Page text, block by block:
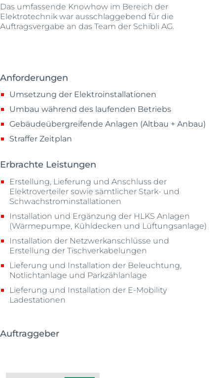
Das umfassende Knowhow im Bereich der
Elektrotechnik war ausschlaggebend für die
Auftragsvergabe an das Team der Schibli AG.
Anforderungen
Umsetzung der Elektroinstallationen
Umbau während des laufenden Betriebs
Gebäudeübergreifende Anlagen (Altbau + Anbau)
Straffer Zeitplan
Erbrachte Leistungen
Erstellung, Lieferung und Anschluss der
Elektroverteiler sowie sämtlicher Stark- und
Schwachstrominstallationen
Installation und Ergänzung der HLKS Anlagen
(Wärmepumpe, Kühldecken und Lüftungsanlage)
Installation der Netzwerkanschlüsse und
Erstellung der Tischverkabelungen
Lieferung und Installation der Beleuchtung,
Notlichtanlage und Parkzählanlage
Lieferung und Installation der E-Mobility
Ladestationen
Auftraggeber